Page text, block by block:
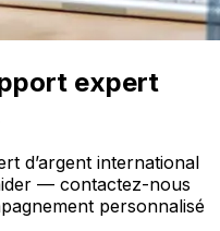
expert
d’argent international
— contactez-nous
personnalisé